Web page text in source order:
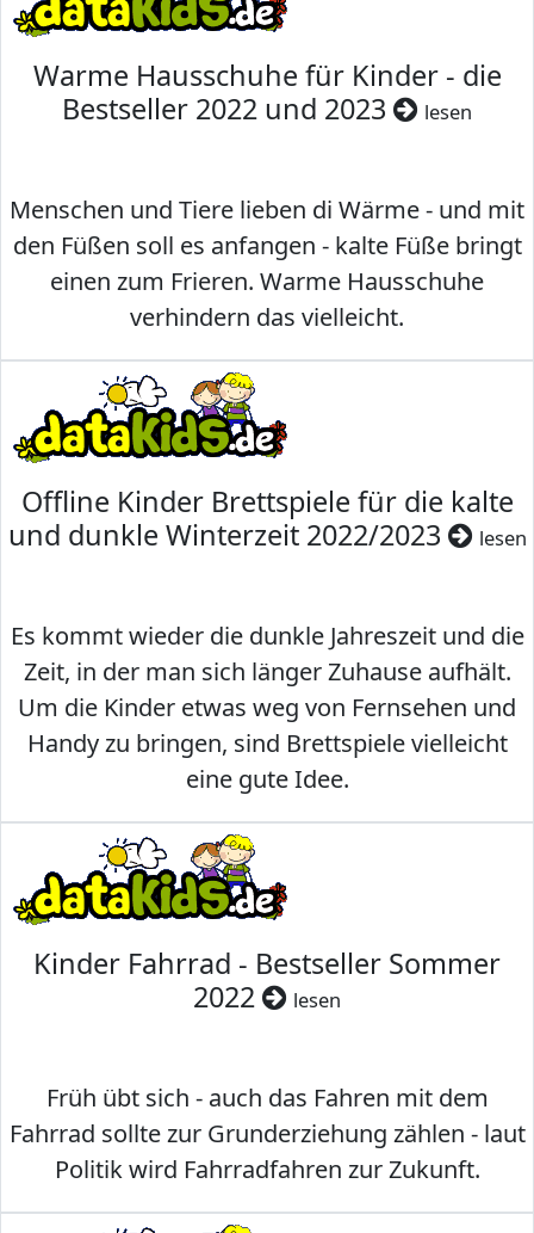
Warme Hausschuhe für Kinder - die
Bestseller 2022 und 2023
lesen
Menschen und Tiere lieben di Wärme - und mit
den Füßen soll es anfangen - kalte Füße bringt
einen zum Frieren. Warme Hausschuhe
verhindern das vielleicht.
Offline Kinder Brettspiele für die kalte
und dunkle Winterzeit 2022/2023
lesen
Es kommt wieder die dunkle Jahreszeit und die
Zeit, in der man sich länger Zuhause aufhält.
Um die Kinder etwas weg von Fernsehen und
Handy zu bringen, sind Brettspiele vielleicht
eine gute Idee.
Kinder Fahrrad - Bestseller Sommer
2022
lesen
Früh übt sich - auch das Fahren mit dem
Fahrrad sollte zur Grunderziehung zählen - laut
Politik wird Fahrradfahren zur Zukunft.